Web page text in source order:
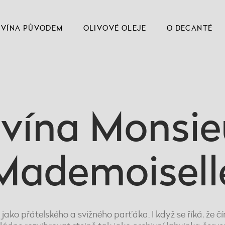
VÍNA PŮVODEM OLIVOVÉ OLEJE O DECANTÉ
jako přátelského a svižného parťáka. I když se říká, že